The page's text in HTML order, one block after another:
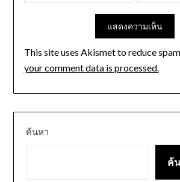
This site uses Akismet to reduce
your comment data is processed.
ค้นหา
ค้